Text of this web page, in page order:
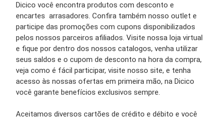
Dicico você encontra produtos com desconto e
encartes arrasadores. Confira também nosso outlet e
participe das promoções com cupons disponibilizados
pelos nossos parceiros afiliados. Visite nossa loja virtual
e fique por dentro dos nossos catalogos, venha utilizar
seus saldos e o cupom de desconto na hora da compra,
veja como é fácil participar, visite nosso site, e tenha
acesso às nossas ofertas em primeira mão, na Dicico
você garante benefícios exclusivos sempre.
Aceitamos diversos cartões de crédito e débito e você